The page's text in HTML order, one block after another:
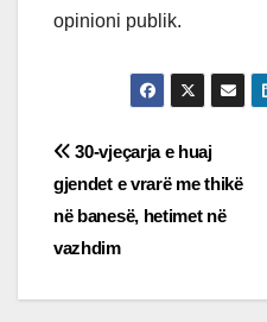
opinioni publik.
Post
navigation
30-vjeçarja e huaj
gjendet e vrarë me thikë
në banesë, hetimet në
vazhdim